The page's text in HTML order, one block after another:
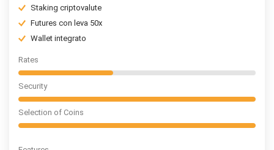
Staking criptovalute
Futures con leva 50x
Wallet integrato
Rates
Security
Selection of Coins